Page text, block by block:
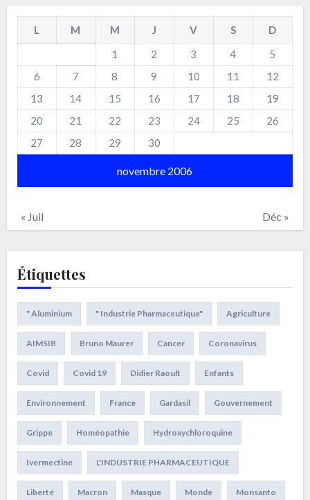
novembre 2006
L M M J V S
D
1
2 3 4
5
6
7 8 9 10 11
12
13
14 15 16 17 18
19
20
21 22 23 24 25
26
27
28 29 30
« Juil Déc »
Étiquettes
" Aluminium " Industrie Pharmaceutique" Agriculture
AIMSIB Bruno Maurer Cancer Coronavirus
Covid Covid 19 Didier Raoult Enfants
Environnement France Gardasil Gouvernement
Grippe Homéopathie Hydroxychloroquine
Ivermectine L'INDUSTRIE PHARMACEUTIQUE
Liberté Macron Masque Monde Monsanto